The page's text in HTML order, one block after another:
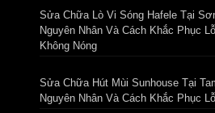
Sửa Chữa Lò Vi Sóng Hafele Tại
Nguyên Nhân Và Cách Khắc Phục
Không Nóng
Sửa Chữa Hút Mùi Sunhouse Tại
Nguyên Nhân Và Cách Khắc Phục